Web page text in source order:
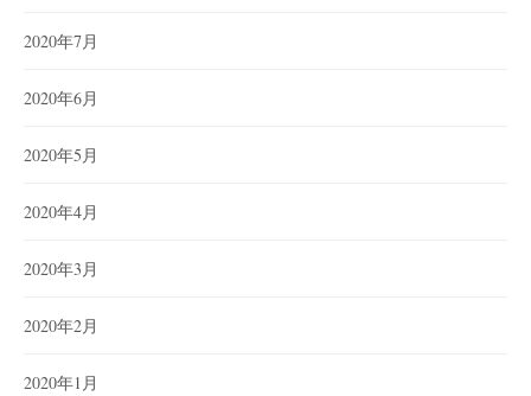
2020年7月
2020年6月
2020年5月
2020年4月
2020年3月
2020年2月
2020年1月